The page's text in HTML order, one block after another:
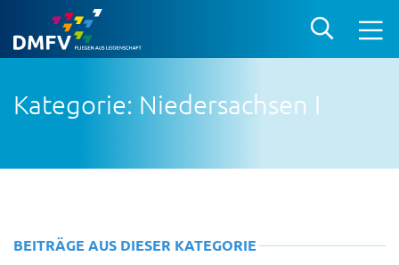
Kategorie: Niedersachsen I
BEITRÄGE AUS DIESER KATEGORIE